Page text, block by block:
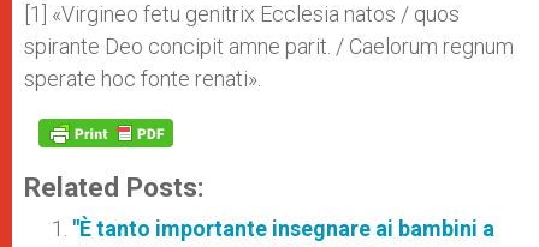
[1] «Virgineo fetu genitrix Ecclesia natos / quos
spirante Deo concipit amne parit. / Caelorum regnum
sperate hoc fonte renati».
Related Posts:
"È tanto importante insegnare ai bambini a